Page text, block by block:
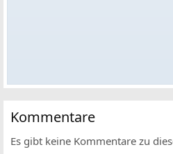
Kommentare
Es gibt keine Kommentare zu